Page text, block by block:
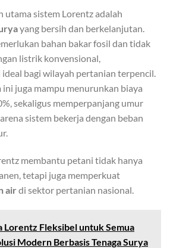
utama sistem Lorentz adalah
yang bersih dan berkelanjutan.
bahan bakar fosil dan tidak
listrik konvensional,
bagi wilayah pertanian terpencil.
ini juga mampu menurunkan biaya
sekaligus memperpanjang umur
sistem bekerja dengan beban
membantu petani tidak hanya
tetapi juga memperkuat
air di sektor pertanian nasional.
Lorentz Fleksibel untuk Semua
Modern Berbasis Tenaga Surya